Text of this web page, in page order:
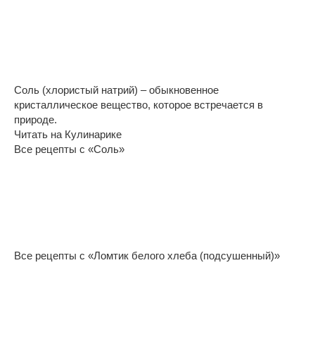
Соль (хлористый натрий) – обыкновенное
кристаллическое вещество, которое встречается в
природе.
Читать на Кулинарике
Все рецепты с «Соль»
Все рецепты с «Ломтик белого хлеба (подсушенный)»